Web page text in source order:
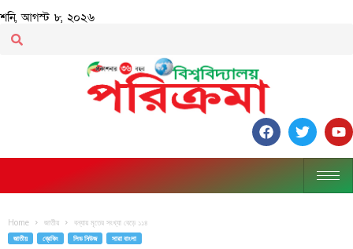
শনি, আগস্ট ৮, ২০২৬
Home জাতীয় বন্যায় মৃতের সংখ্যা বেড়ে ১১৪
জাতীয় ব্রেকিং লিড নিউজ সারা বাংলা